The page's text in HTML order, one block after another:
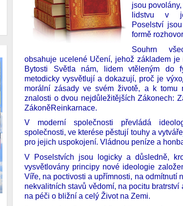
jsou
lidstvu v
Poselství
formě
Souhrn
obsahuje ucelené Učení, jehož základem je
Bytosti Světla nám, lidem vtěleným do
metodicky vysvětlují a dokazují, proč je
morální zásady ve svém životě, a k tomu
znalosti o dvou nejdůležitějších Zákonech:
ZákoněReinkarnace.
V moderní společnosti převládá
společnosti, ve kterése pěstují touhy a
pro jejich uspokojení. Vládnou peníze a
V Poselstvích jsou logicky a důsledně,
vysvětlovány principy nové ideologie
Víře, na poctivosti a upřímnosti, na odmítnutí
nekvalitních stavů vědomí, na pocitu bratrství
na péči o bližní a celý Život na Zemi.